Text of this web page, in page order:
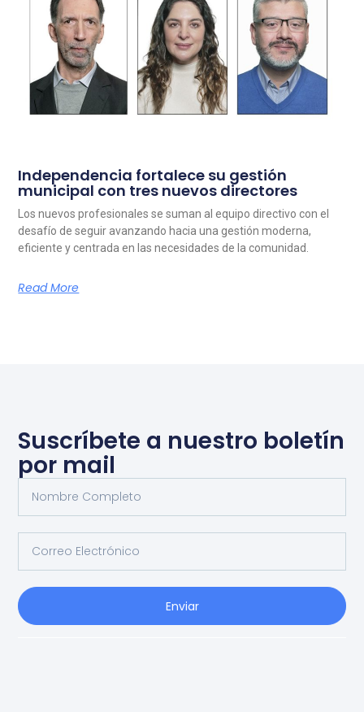
Independencia fortalece su gestión
municipal con tres nuevos directores
Los nuevos profesionales se suman al equipo directivo con el
desafío de seguir avanzando hacia una gestión moderna,
eficiente y centrada en las necesidades de la comunidad.
Read More
Suscríbete a nuestro boletín
por mail
Enviar